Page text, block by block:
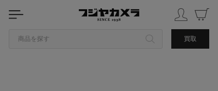
商品を探す 買取